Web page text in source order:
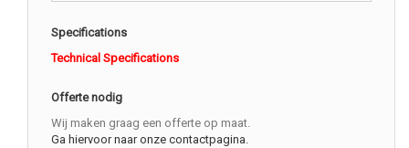
Specifications
Technical Specifications
Offerte nodig
Wij maken graag een offerte op maat.
Ga hiervoor naar onze contactpagina.